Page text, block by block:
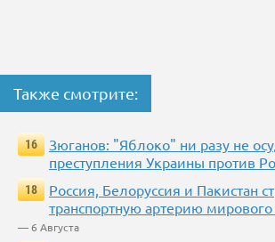
Также смотрите:
16
Зюганов: "Яблоко" ни разу не
преступления Украины против
18
Россия, Белоруссия и Пакистан
транспортную артерию
— 6 Августа